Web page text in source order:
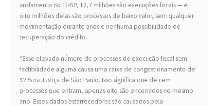
andamento no TJ-SP, 12,7 milhões são execuções fiscais — e
oito milhões delas são processos de baixo valor, sem qualquer
movimentação durante anos e nenhuma possibilidade de
recuperação do crédito.
“Esse elevado número de processos de execução fiscal sem
factibilidade alguma causa uma caixa de congestionamento de
92% na Justiça de São Paulo. Isso significa que de cem
processos que entram, apenas oito são encerrados no mesmo
ano. Esses dados estarrecedores são causados pela